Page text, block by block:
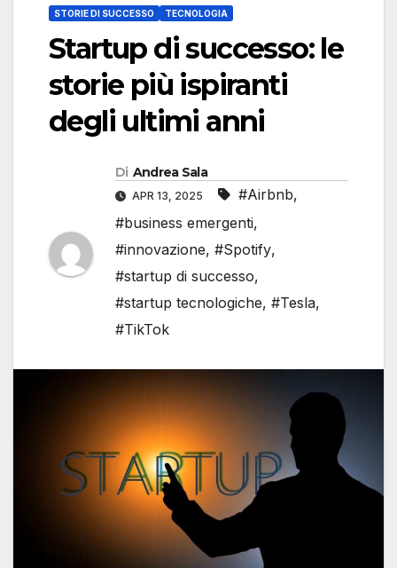
STORIE DI SUCCESSO TECNOLOGIA
Startup di successo: le
storie più ispiranti
degli ultimi anni
Di Andrea Sala
APR 13, 2025 #Airbnb,
#business emergenti,
#innovazione, #Spotify,
#startup di successo,
#startup tecnologiche, #Tesla,
#TikTok